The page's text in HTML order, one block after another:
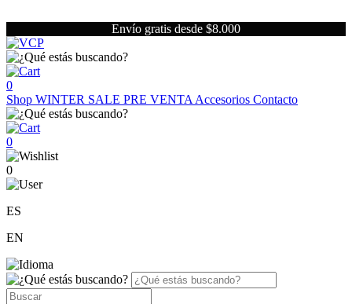
Envío gratis desde $8.000
0
Shop WINTER SALE PRE VENTA Accesorios Contacto
0
0
ES
EN